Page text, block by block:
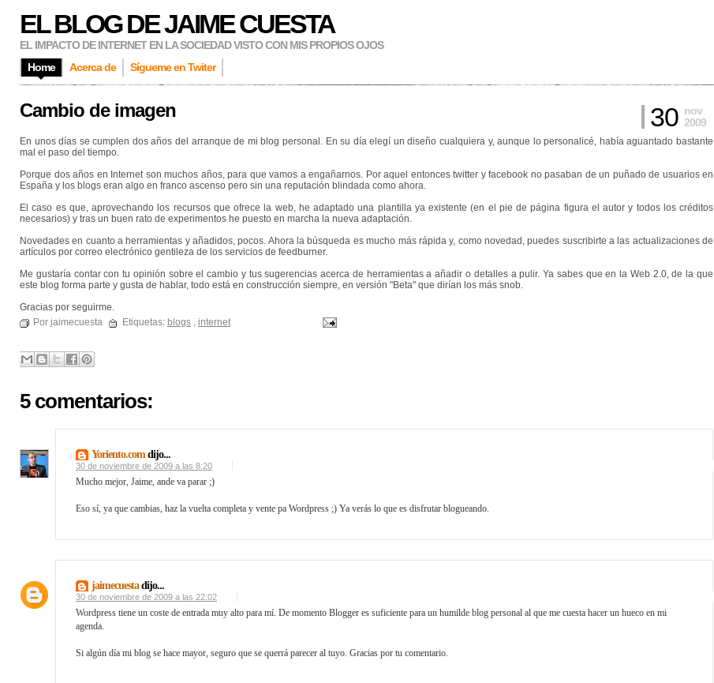
EL BLOG DE JAIME CUESTA
EL IMPACTO DE INTERNET EN LA SOCIEDAD VISTO CON MIS PROPIOS OJOS
Home
Acerca de Sígueme en Twiter
Cambio de imagen 30 nov
2009
En unos días se cumplen dos años del arranque de mi blog personal. En su día elegí un diseño cualquiera y, aunque lo personalicé, había aguantado bastante
mal el paso del tiempo.
Porque dos años en Internet son muchos años, para que vamos a engañarnos. Por aquel entonces twitter y facebook no pasaban de un puñado de usuarios en
España y los blogs eran algo en franco ascenso pero sin una reputación blindada como ahora.
El caso es que, aprovechando los recursos que ofrece la web, he adaptado una plantilla ya existente (en el pie de página figura el autor y todos los créditos
necesarios) y tras un buen rato de experimentos he puesto en marcha la nueva adaptación.
Novedades en cuanto a herramientas y añadidos, pocos. Ahora la búsqueda es mucho más rápida y, como novedad, puedes suscribirte a las actualizaciones de
artículos por correo electrónico gentileza de los servicios de feedburner.
Me gustaría contar con tu opinión sobre el cambio y tus sugerencias acerca de herramientas a añadir o detalles a pulir. Ya sabes que en la Web 2.0, de la que
este blog forma parte y gusta de hablar, todo está en construcción siempre, en versión "Beta" que dirían los más snob.
Gracias por seguirme.
Por jaimecuesta
Etiquetas: blogs , internet
5 comentarios:
Yoriento.comdijo...
30 de noviembre de 2009 a las 8:20
Mucho mejor, Jaime, ande va parar ;)
Eso sí, ya que cambias, haz la vuelta completa y vente pa Wordpress ;) Ya verás lo que es disfrutar blogueando.
jaimecuestadijo...
30 de noviembre de 2009 a las 22:02
Wordpress tiene un coste de entrada muy alto para mí. De momento Blogger es suficiente para un humilde blog personal al que me cuesta hacer un hueco en mi
agenda.
Si algún día mi blog se hace mayor, seguro que se querrá parecer al tuyo. Gracias por tu comentario.